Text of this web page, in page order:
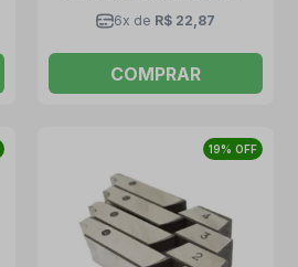
6x de R$ 22,87
COMPRAR
19% OFF